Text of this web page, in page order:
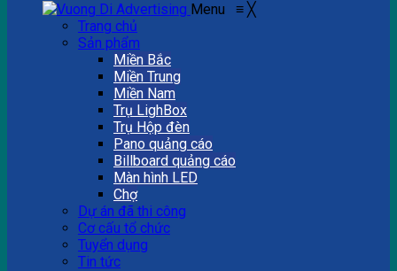
Menu ≡ ╳
Trang chủ
Sản phẩm
Miền Bắc
Miền Trung
Miền Nam
Trụ LighBox
Trụ Hộp đèn
Pano quảng cáo
Billboard quảng cáo
Màn hình LED
Chợ
Dự án đã thi công
Cơ cấu tổ chức
Tuyển dụng
Tin tức